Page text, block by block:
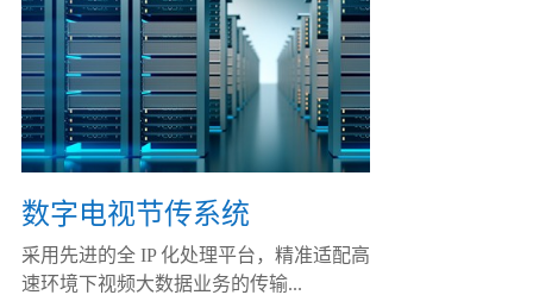
数字电视节传系统
采用先进的全 IP 化处理平台，精准适配高
速环境下视频大数据业务的传输...